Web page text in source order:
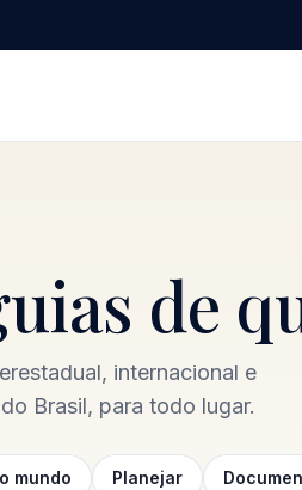
de
internacional e
Brasil, para todo lugar.
mundo Planejar